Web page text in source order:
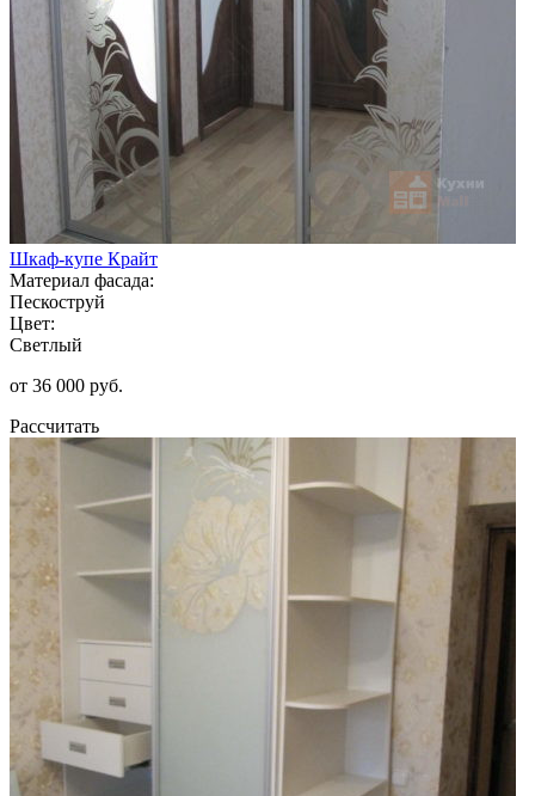
Шкаф-купе Крайт
Материал фасада:
Пескоструй
Цвет:
Светлый
от 36 000 руб.
Рассчитать